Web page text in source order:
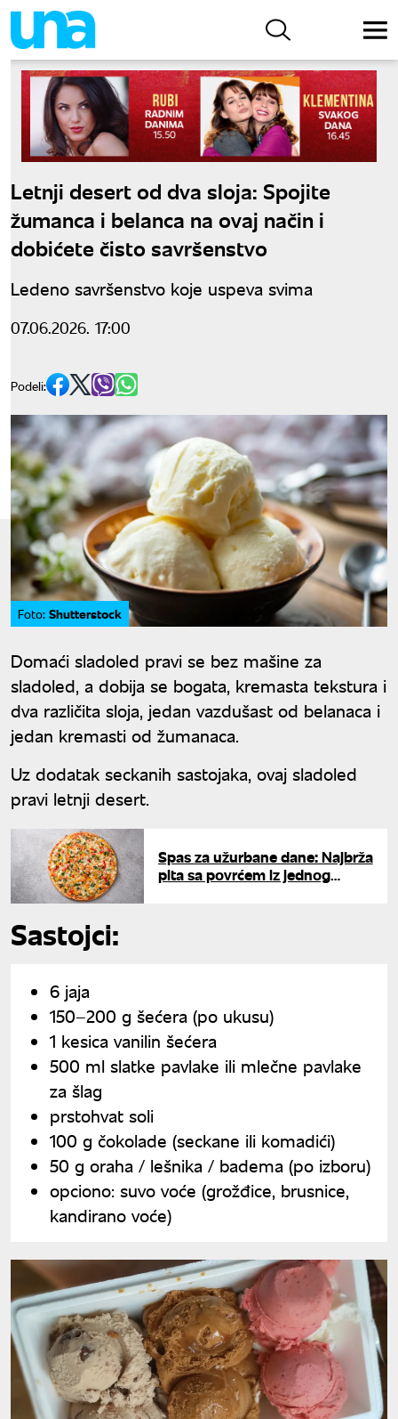
Letnji desert od dva sloja: Spojite
žumanca i belanca na ovaj način i
dobićete čisto savršenstvo
Ledeno savršenstvo koje uspeva svima
07.06.2026. 17:00
Podeli:
Foto: Shutterstock
Domaći sladoled pravi se bez mašine za
sladoled, a dobija se bogata, kremasta tekstura i
dva različita sloja, jedan vazdušast od belanaca i
jedan kremasti od žumanaca.
Uz dodatak seckanih sastojaka, ovaj sladoled
pravi letnji desert.
Spas za užurbane dane: Najbrža
pita sa povrćem iz jednog
Sastojci:
6 jaja
150–200 g šećera (po ukusu)
1 kesica vanilin šećera
500 ml slatke pavlake ili mlečne pavlake
za šlag
prstohvat soli
100 g čokolade (seckane ili komadići)
50 g oraha / lešnika / badema (po izboru)
opciono: suvo voće (grožđice, brusnice,
kandirano voće)